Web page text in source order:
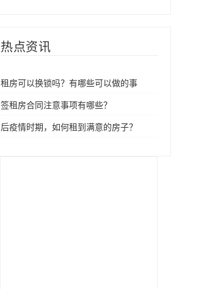
热点资讯
租房可以换锁吗？有哪些可以做的事
签租房合同注意事项有哪些？
后疫情时期，如何租到满意的房子？